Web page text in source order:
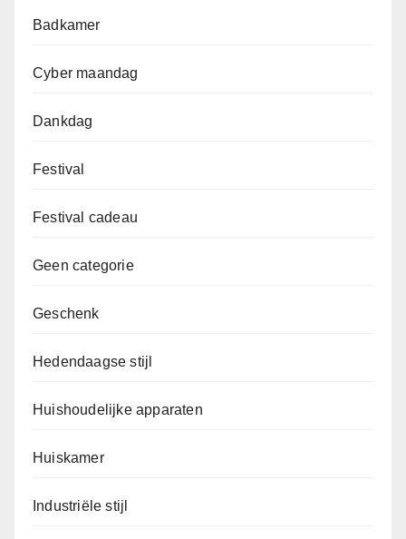
Badkamer
Cyber maandag
Dankdag
Festival
Festival cadeau
Geen categorie
Geschenk
Hedendaagse stijl
Huishoudelijke apparaten
Huiskamer
Industriële stijl